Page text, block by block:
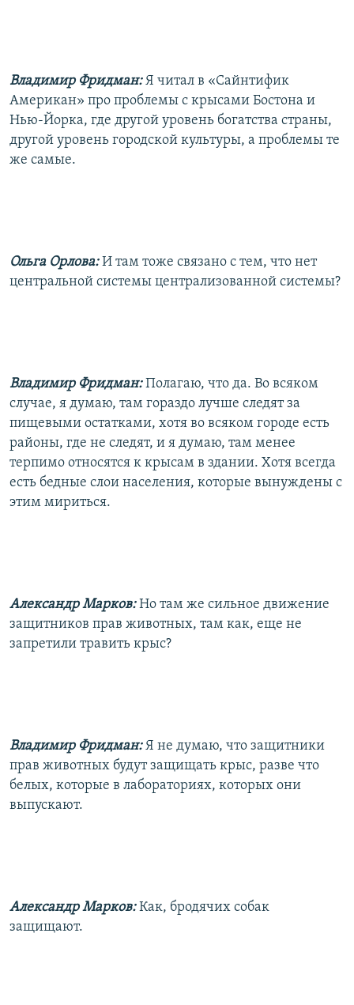
Владимир Фридман:Я читал в «Сайнтифик
Американ» про проблемы с крысами Бостона и
Нью-Йорка, где другой уровень богатства страны,
другой уровень городской культуры, а проблемы те
же самые.
Ольга Орлова: И там тоже связано с тем, что нет
центральной системы централизованной системы?
Владимир Фридман:Полагаю, что да. Во всяком
случае, я думаю, там гораздо лучше следят за
пищевыми остатками, хотя во всяком городе есть
районы, где не следят, и я думаю, там менее
терпимо относятся к крысам в здании. Хотя всегда
есть бедные слои населения, которые вынуждены с
этим мириться.
Александр Марков: Но там же сильное движение
защитников прав животных, там как, еще не
запретили травить крыс?
Владимир Фридман: Я не думаю, что защитники
прав животных будут защищать крыс, разве что
белых, которые в лабораториях, которых они
выпускают.
Александр Марков: Как, бродячих собак
защищают.